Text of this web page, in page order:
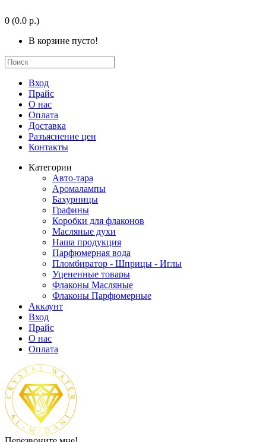
0 (0.0 р.)
В корзине пусто!
Вход
Прайс
О нас
Оплата
Доставка
Разъяснение цен
Контакты
Категории
Авто-тара
Аромалампы
Бахурницы
Графины
Коробки для флаконов
Масляные духи
Наша продукция
Парфюмерная вода
Пломбиратор - Шприцы - Иглы
Уцененные товары
Флаконы Масляные
Флаконы Парфюмерные
Аккаунт
Вход
Прайс
О нас
Оплата